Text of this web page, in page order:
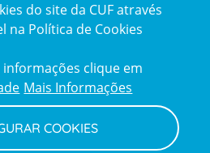
do site da CUF através
na Política de Cookies
clique em
Mais Informações
COOKIES